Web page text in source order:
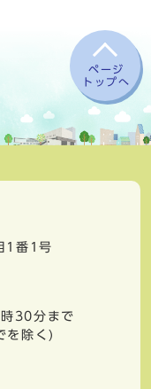
ページ
トップへ
1番1号
30分まで
を除く)